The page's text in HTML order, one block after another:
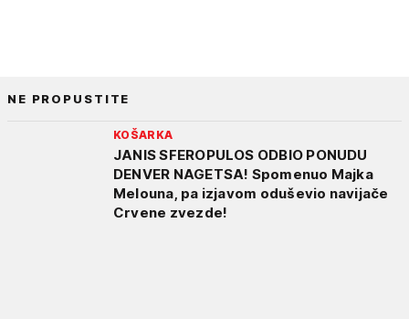
NE PROPUSTITE
KOŠARKA
JANIS SFEROPULOS ODBIO PONUDU
DENVER NAGETSA! Spomenuo Majka
Melouna, pa izjavom oduševio navijače
Crvene zvezde!